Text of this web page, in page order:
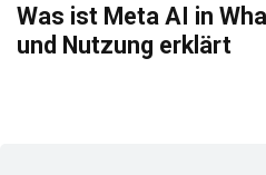
Was ist Meta AI in
und Nutzung erklärt